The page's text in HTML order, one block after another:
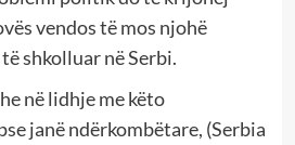
vendos të mos njohë
shkolluar në Serbi.
në lidhje me këto
janë ndërkombëtare, (Serbia